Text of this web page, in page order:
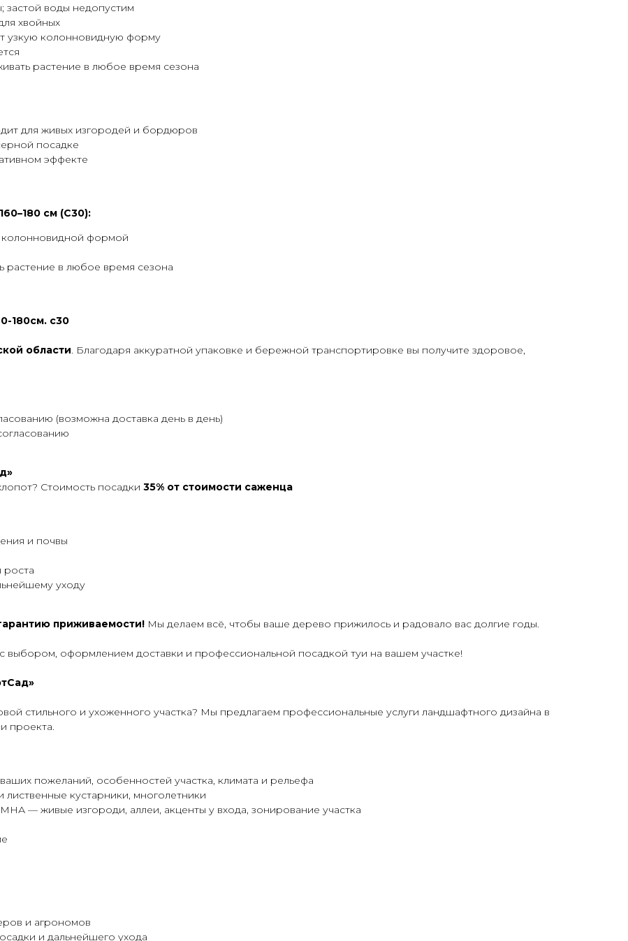
застой воды недопустим
хвойных
узкую колонновидную форму
растение в любое время сезона
для живых изгородей и бордюров
посадке
эффекте
см (С30):
колонновидной формой
растение в любое время сезона
180см. с30
области. Благодаря аккуратной упаковке и бережной транспортировке вы получите здоровое,
(возможна доставка день в день)
Стоимость посадки 35% от стоимости саженца
и почвы
роста
уходу
приживаемости! Мы делаем всё, чтобы ваше дерево прижилось и радовало вас долгие годы.
оформлением доставки и профессиональной посадкой туи на вашем участке!
стильного и ухоженного участка? Мы предлагаем профессиональные услуги ландшафтного дизайна в
проекта.
пожеланий, особенностей участка, климата и рельефа
кустарники, многолетники
— живые изгороди, аллеи, акценты у входа, зонирование участка
и агрономов
и дальнейшего ухода